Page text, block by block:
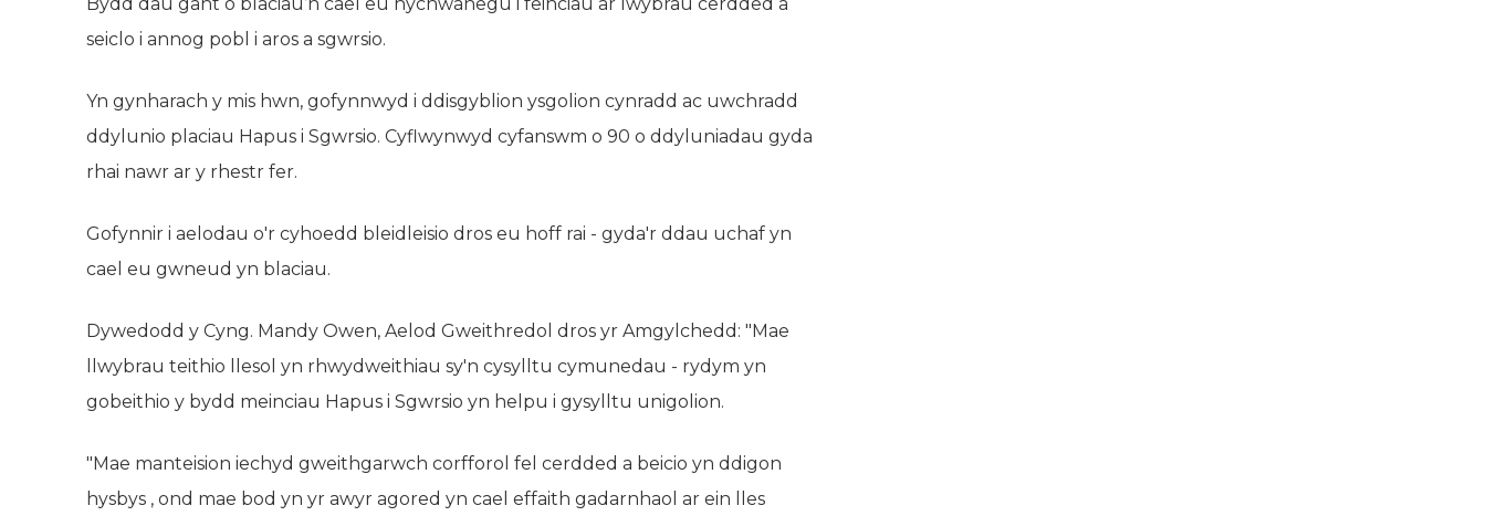
seiclo i annog pobl i aros a sgwrsio.
Yn gynharach y mis hwn, gofynnwyd i ddisgyblion ysgolion cynradd ac uwchradd
ddylunio placiau Hapus i Sgwrsio. Cyflwynwyd cyfanswm o 90 o ddyluniadau gyda
rhai nawr ar y rhestr fer.
Gofynnir i aelodau o'r cyhoedd bleidleisio dros eu hoff rai - gyda'r ddau uchaf yn
cael eu gwneud yn blaciau.
Dywedodd y Cyng. Mandy Owen, Aelod Gweithredol dros yr Amgylchedd: "Mae
llwybrau teithio llesol yn rhwydweithiau sy'n cysylltu cymunedau - rydym yn
gobeithio y bydd meinciau Hapus i Sgwrsio yn helpu i gysylltu unigolion.
"Mae manteision iechyd gweithgarwch corfforol fel cerdded a beicio yn ddigon
hysbys , ond mae bod yn yr awyr agored yn cael effaith gadarnhaol ar ein lles